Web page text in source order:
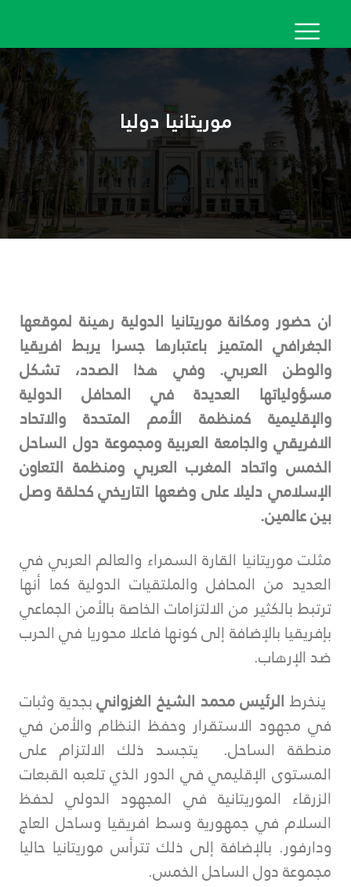
المحتوى
الرئيسي
موريتانيا دوليا
ان حضور ومكانة موريتانيا الدولية رهينة لموقعها
الجغرافي المتميز باعتبارها جسرا يربط افريقيا
والوطن العربي. وفي هذا الصدد، تشكل
مسؤولياتها العديدة في المحافل الدولية
والإقليمية كمنظمة الأمم المتحدة والاتحاد
الافريقي والجامعة العربية ومجموعة دول الساحل
الخمس واتحاد المغرب العربي ومنظمة التعاون
الإسلامي دليلا على وضعها التاريخي كحلقة وصل
بين عالمين.
مثلت موريتانيا القارة السمراء والعالم العربي في
العديد من المحافل والملتقيات الدولية كما أنها
ترتبط بالكثير من الالتزامات الخاصة بالأمن الجماعي
بإفريقيا بالإضافة إلى كونها فاعلا محوريا في الحرب
ضد الإرهاب.
ينخرط الرئيس محمد الشيخ الغزوانيبجدية وثبات
في مجهود الاستقرار وحفظ النظام والأمن في
منطقة الساحل. يتجسد ذلك الالتزام على
المستوى الإقليمي في الدور الذي تلعبه القبعات
الزرقاء الموريتانية في المجهود الدولي لحفظ
السلام في جمهورية وسط افريقيا وساحل العاج
ودارفور. بالإضافة إلى ذلك تترأس موريتانيا حاليا
مجموعة دول الساحل الخمس.